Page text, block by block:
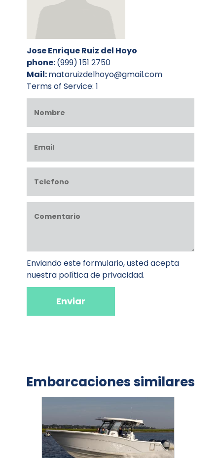
Jose Enrique Ruiz del Hoyo
phone:(999) 151 2750
Mail:mataruizdelhoyo@gmail.com
Terms of Service: 1
Entra el título del campo
Enviando este formulario, usted acepta
nuestra política de privacidad.
Enviar
Embarcaciones similares